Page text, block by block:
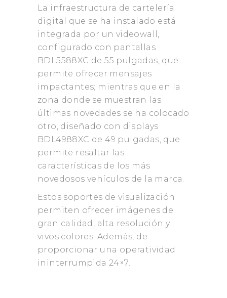
La infraestructura de cartelería
digital que se ha instalado está
integrada por un videowall,
configurado con pantallas
BDL5588XC de 55 pulgadas, que
permite ofrecer mensajes
impactantes; mientras que en la
zona donde se muestran las
últimas novedades se ha colocado
otro, diseñado con displays
BDL4988XC de 49 pulgadas, que
permite resaltar las
características de los más
novedosos vehículos de la marca.
Estos soportes de visualización
permiten ofrecer imágenes de
gran calidad, alta resolución y
vivos colores. Además, de
proporcionar una operatividad
ininterrumpida 24×7.